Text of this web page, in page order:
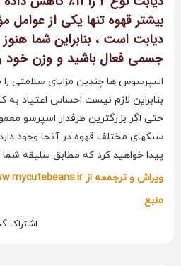
بیشتر قهوه تنها یکی از عوامل
دیابت است ، بنابراین شما
جسمی فعال باشید و وزن خود
اسپرسوس ها چندین مزایای سلامتی را
بنابراین لازم نیست احساس اعتیاد به
حتی اگر بزرگترین طرفدار اسپرسو
سبکهای مختلف قهوه در آنجا وجود دارد
پیدا خواهید کرد که مطابق سلیقه شما
ویراش و ترجمعه از www.mycutebeans.ir
منبع
اشتراک